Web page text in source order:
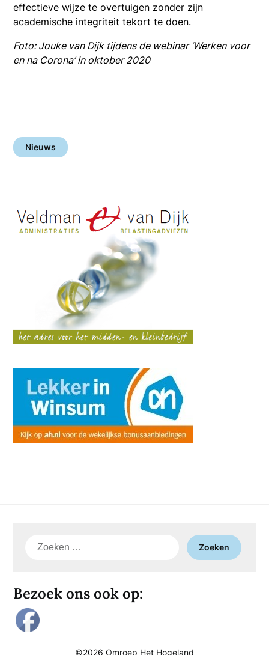
effectieve wijze te overtuigen zonder zijn
academische integriteit tekort te doen.
Foto: Jouke van Dijk tijdens de webinar ‘Werken voor
en na Corona’ in oktober 2020
Nieuws
Zoeken
Bezoek ons ook op:
©2026 Omroep Het Hogeland